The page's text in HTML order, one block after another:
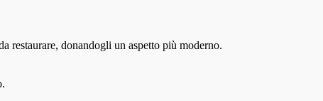
restaurare, donandogli un aspetto più moderno.